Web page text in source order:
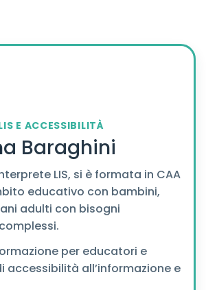
E ACCESSIBILITÀ
Baraghini
LIS, si è formata in CAA
educativo con bambini,
adulti con bisogni
per educatori e
accessibilità all’informazione e